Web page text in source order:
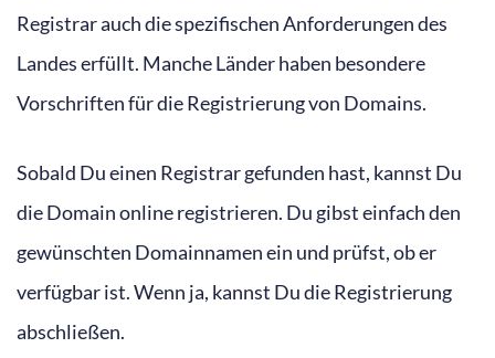
Registrar auch die spezifischen Anforderungen des
Landes erfüllt. Manche Länder haben besondere
Vorschriften für die Registrierung von Domains.
Sobald Du einen Registrar gefunden hast, kannst Du
die Domain online registrieren. Du gibst einfach den
gewünschten Domainnamen ein und prüfst, ob er
verfügbar ist. Wenn ja, kannst Du die Registrierung
abschließen.